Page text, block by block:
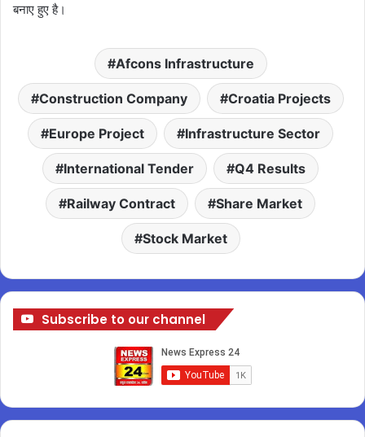
बनाए हुए है।
Afcons Infrastructure
Construction Company Croatia Projects
Europe Project Infrastructure Sector
International Tender Q4 Results
Railway Contract Share Market
Stock Market
Subscribe to our channel